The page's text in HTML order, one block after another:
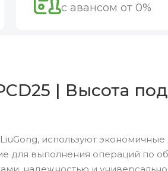
с авансом от 0%
| Высота
используют
выполнения операций по